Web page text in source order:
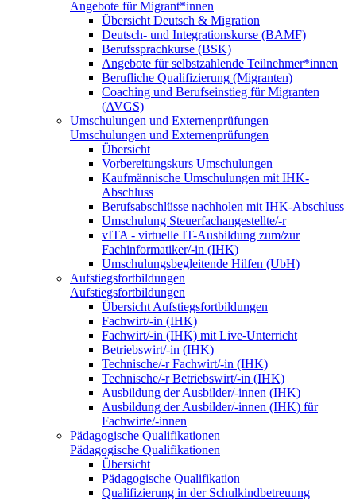
Angebote für Migrant*innen
Übersicht Deutsch & Migration
Deutsch- und Integrationskurse (BAMF)
Berufssprachkurse (BSK)
Angebote für selbstzahlende Teilnehmer*innen
Berufliche Qualifizierung (Migranten)
Coaching und Berufseinstieg für Migranten
(AVGS)
Umschulungen und Externenprüfungen
Umschulungen und Externenprüfungen
Übersicht
Vorbereitungskurs Umschulungen
Kaufmännische Umschulungen mit IHK-
Abschluss
Berufsabschlüsse nachholen mit IHK-Abschluss
Umschulung Steuerfachangestellte/-r
vITA - virtuelle IT-Ausbildung zum/zur
Fachinformatiker/-in (IHK)
Umschulungsbegleitende Hilfen (UbH)
Aufstiegsfortbildungen
Aufstiegsfortbildungen
Übersicht Aufstiegsfortbildungen
Fachwirt/-in (IHK)
Fachwirt/-in (IHK) mit Live-Unterricht
Betriebswirt/-in (IHK)
Technische/-r Fachwirt/-in (IHK)
Technische/-r Betriebswirt/-in (IHK)
Ausbildung der Ausbilder/-innen (IHK)
Ausbildung der Ausbilder/-innen (IHK) für
Fachwirte/-innen
Pädagogische Qualifikationen
Pädagogische Qualifikationen
Übersicht
Pädagogische Qualifikation
Qualifizierung in der Schulkindbetreuung